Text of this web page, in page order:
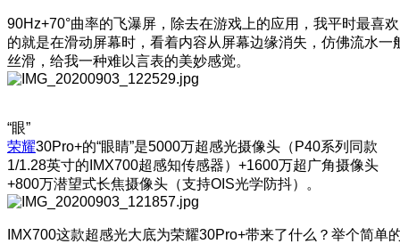
90Hz+70°曲率的飞瀑屏，除去在游戏上的应用，我平时最喜欢
的就是在滑动屏幕时，看着内容从屏幕边缘消失，仿佛流水一
丝滑，给我一种难以言表的美妙感觉。
“眼”
荣耀30Pro+的“眼睛”是5000万超感光摄像头（P40系列同款
1/1.28英寸的IMX700超感知传感器）+1600万超广角摄像头
+800万潜望式长焦摄像头（支持OIS光学防抖）。
IMX700这款超感光大底为荣耀30Pro+带来了什么？举个简单